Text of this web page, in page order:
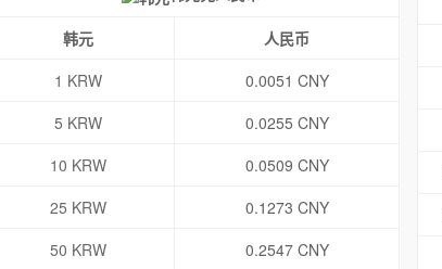
韩元
人民币
1 KRW
0.0051 CNY
5 KRW
0.0255 CNY
10 KRW
0.0509 CNY
25 KRW
0.1273 CNY
50 KRW
0.2547 CNY